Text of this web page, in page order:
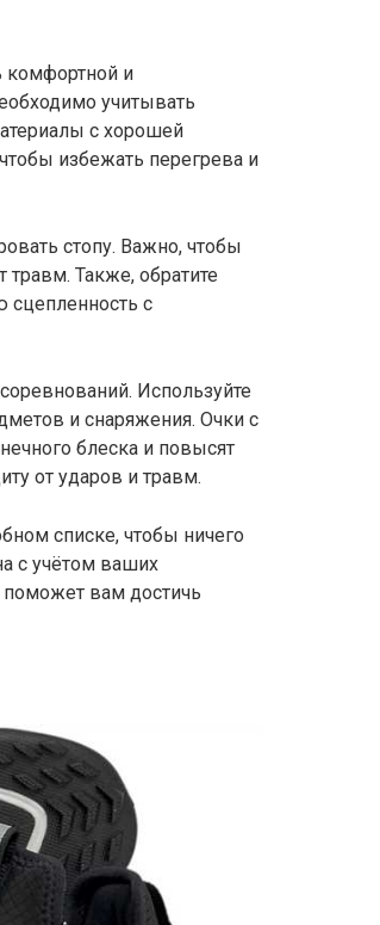
комфортной и
учитывать
с хорошей
избежать перегрева и
стопу. Важно, чтобы
Также, обратите
с
Используйте
и снаряжения. Очки с
блеска и повысят
от ударов и травм.
списке, чтобы ничего
с учётом ваших
поможет вам достичь